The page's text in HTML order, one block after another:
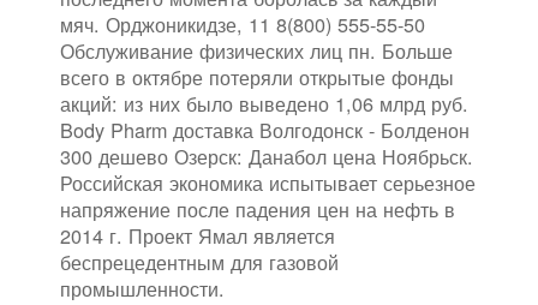
мяч. Орджоникидзе, 11 8(800) 555-55-50
Обслуживание физических лиц пн. Больше
всего в октябре потеряли открытые фонды
акций: из них было выведено 1,06 млрд руб.
Body Pharm доставка Волгодонск - Болденон
300 дешево Озерск: Данабол цена Ноябрьск.
Российская экономика испытывает серьезное
напряжение после падения цен на нефть в
2014 г. Проект Ямал является
беспрецедентным для газовой
промышленности.